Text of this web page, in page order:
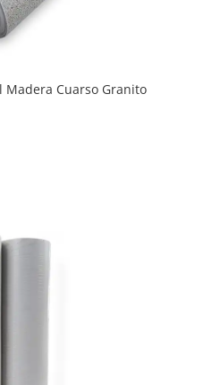
Madera Cuarso Granito